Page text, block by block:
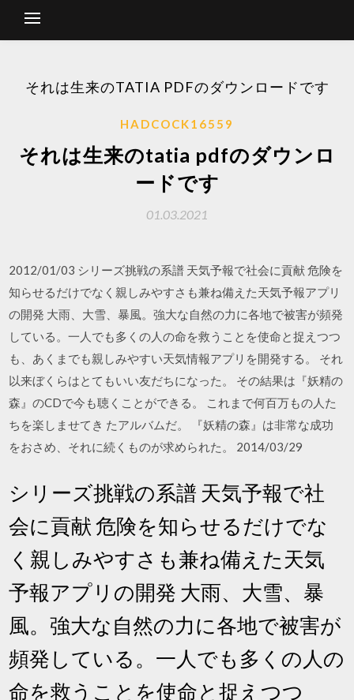
それは生来のTATIA PDFのダウンロードです
HADCOCK16559
それは生来のtatia pdfのダウンロ
ードです
01.03.2021
2012/01/03 シリーズ挑戦の系譜 天気予報で社会に貢献 危険を
知らせるだけでなく親しみやすさも兼ね備えた天気予報アプリ
の開発 大雨、大雪、暴風。強大な自然の力に各地で被害が頻発
している。一人でも多くの人の命を救うことを使命と捉えつつ
も、あくまでも親しみやすい天気情報アプリを開発する。 それ
以来ぼくらはとてもいい友だちになった。 その結果は『妖精の
森』のCDで今も聴くことができる。 これまで何百万もの人た
ちを楽しませてき たアルバムだ。 『妖精の森』は非常な成功
をおさめ、それに続くものが求められた。 2014/03/29
シリーズ挑戦の系譜 天気予報で社
会に貢献 危険を知らせるだけでな
く親しみやすさも兼ね備えた天気
予報アプリの開発 大雨、大雪、暴
風。強大な自然の力に各地で被害が
頻発している。一人でも多くの人の
命を救うことを使命と捉えつつ